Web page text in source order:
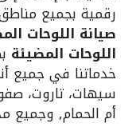
رقمية بجميع
صيانة اللوحات
اللوحات المضيئة
خدماتنا في جميع
سيهات، تاروت،
أم الحمام, وجميع